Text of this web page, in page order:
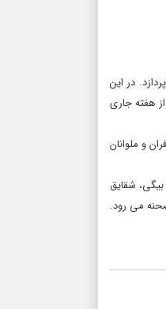
در این
هفته جاری
و ملوانان
شقایق
می رود.